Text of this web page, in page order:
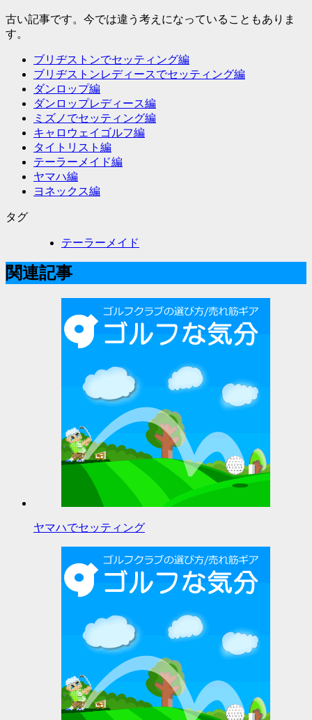
古い記事です。今では違う考えになっていることもありま
す。
ブリヂストンでセッティング編
ブリヂストンレディースでセッティング編
ダンロップ編
ダンロップレディース編
ミズノでセッティング編
キャロウェイゴルフ編
タイトリスト編
テーラーメイド編
ヤマハ編
ヨネックス編
タグ
テーラーメイド
関連記事
ヤマハでセッティング